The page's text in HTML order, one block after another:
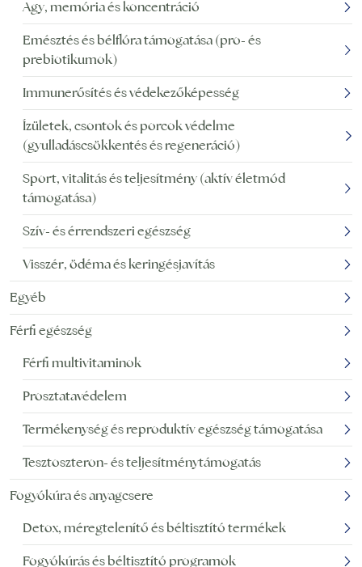
Agy, memória és koncentráció
Emésztés és bélflóra támogatása (pro- és
prebiotikumok)
Immunerősítés és védekezőképesség
Ízületek, csontok és porcok védelme
(gyulladáscsökkentés és regeneráció)
Sport, vitalitás és teljesítmény (aktív életmód
támogatása)
Szív- és érrendszeri egészség
Visszér, ödéma és keringésjavítás
Egyéb
Férfi egészség
Férfi multivitaminok
Prosztatavédelem
Termékenység és reproduktív egészség támogatása
Tesztoszteron- és teljesítménytámogatás
Fogyókúra és anyagcsere
Detox, méregtelenítő és béltisztító termékek
Fogyókúrás és béltisztító programok